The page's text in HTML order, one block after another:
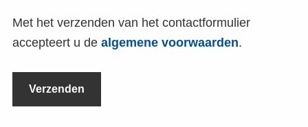
Met het verzenden van het contactformulier
accepteert u de algemene voorwaarden.